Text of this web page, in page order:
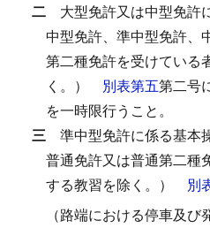
二 大型免許又は中型免許
中型免許、準中型免許、
第二種免許を受けている
く。）
別表第五第二号
を一時限行うこと。
三 準中型免許に係る基本
普通免許又は普通第二種
する教習を除く。）
別
（路端における停車及び